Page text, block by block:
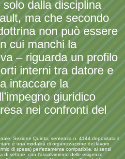
dalla disciplina
ma che secondo
non può essere
cui manchi la
– riguarda un profilo
interni tra datore e
intaccare la
giuridico
nei confronti del
Sezione Quinta, sentenza n. 4144 depositata il
è una modalità di organizzazione del lavoro
di spesa) perfettamente compatibile, ai sensi
di settore, con l’assolvimento delle esigenze